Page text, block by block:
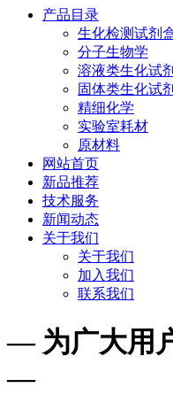
产品目录
生化检测试剂
分子生物学
溶液类生化试剂
固体类生化试剂
精细化学
实验室耗材
原材料
网站首页
新品推荐
技术服务
新闻动态
关于我们
关于我们
加入我们
联系我们
— 为广大用
—